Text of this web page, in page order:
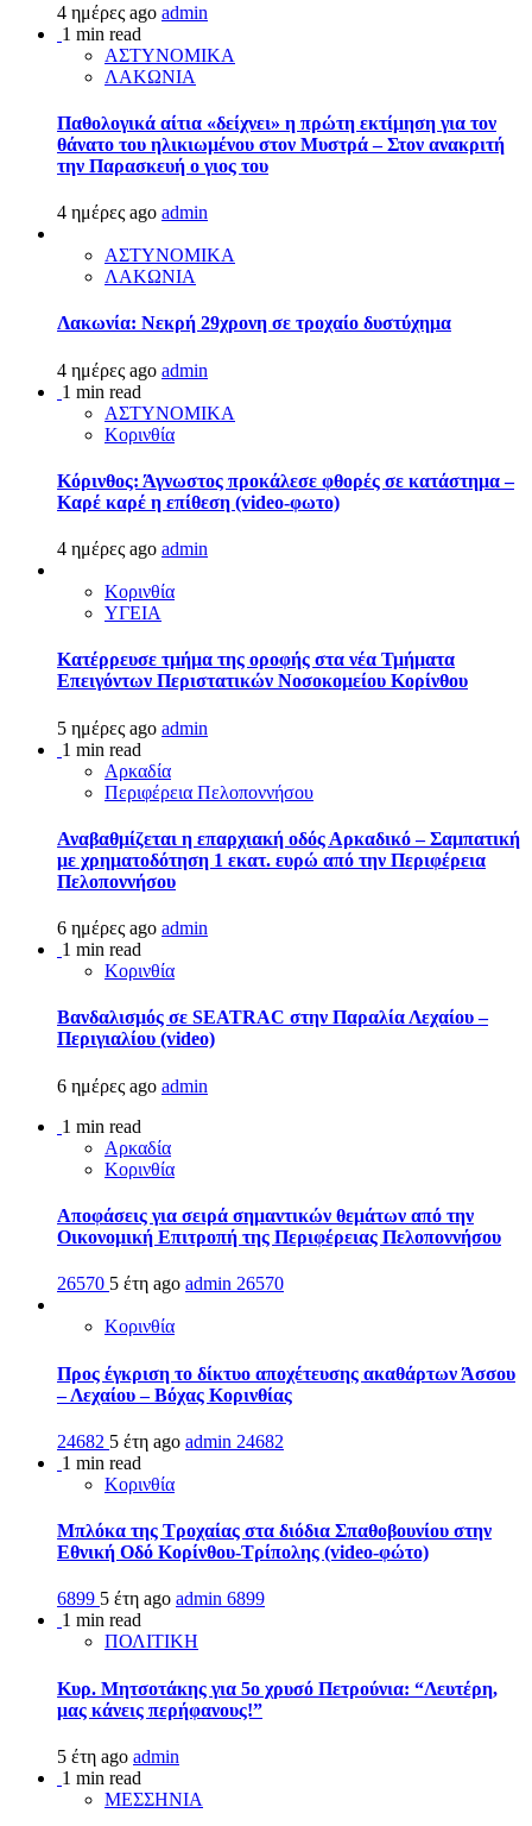
4 ημέρες ago admin
1 min read
ΑΣΤΥΝΟΜΙΚΑ
ΛΑΚΩΝΙΑ
Παθολογικά αίτια «δείχνει» η πρώτη εκτίμηση για τον
θάνατο του ηλικιωμένου στον Μυστρά – Στον ανακριτή
την Παρασκευή ο γιος του
4 ημέρες ago admin
ΑΣΤΥΝΟΜΙΚΑ
ΛΑΚΩΝΙΑ
Λακωνία: Νεκρή 29χρονη σε τροχαίο δυστύχημα
4 ημέρες ago admin
1 min read
ΑΣΤΥΝΟΜΙΚΑ
Κορινθία
Κόρινθος: Άγνωστος προκάλεσε φθορές σε κατάστημα –
Καρέ καρέ η επίθεση (video-φωτο)
4 ημέρες ago admin
Κορινθία
ΥΓΕΙΑ
Kατέρρευσε τμήμα της οροφής στα νέα Τμήματα
Επειγόντων Περιστατικών Νοσοκομείου Κορίνθου
5 ημέρες ago admin
1 min read
Αρκαδία
Περιφέρεια Πελοποννήσου
Αναβαθμίζεται η επαρχιακή οδός Αρκαδικό – Σαμπατική
με χρηματοδότηση 1 εκατ. ευρώ από την Περιφέρεια
Πελοποννήσου
6 ημέρες ago admin
1 min read
Κορινθία
Βανδαλισμός σε SEATRAC στην Παραλία Λεχαίου –
Περιγιαλίου (video)
6 ημέρες ago admin
1 min read
Αρκαδία
Κορινθία
Αποφάσεις για σειρά σημαντικών θεμάτων από την
Οικονομική Επιτροπή της Περιφέρειας Πελοποννήσου
26570 5 έτη ago admin 26570
Κορινθία
Προς έγκριση το δίκτυο αποχέτευσης ακαθάρτων Άσσου
– Λεχαίου – Βόχας Κορινθίας
24682 5 έτη ago admin 24682
1 min read
Κορινθία
Μπλόκα της Τροχαίας στα διόδια Σπαθοβουνίου στην
Εθνική Οδό Κορίνθου-Τρίπολης (video-φώτο)
6899 5 έτη ago admin 6899
1 min read
ΠΟΛΙΤΙΚΗ
Κυρ. Μητσοτάκης για 5ο χρυσό Πετρούνια: “Λευτέρη,
μας κάνεις περήφανους!”
5 έτη ago admin
1 min read
ΜΕΣΣΗΝΙΑ